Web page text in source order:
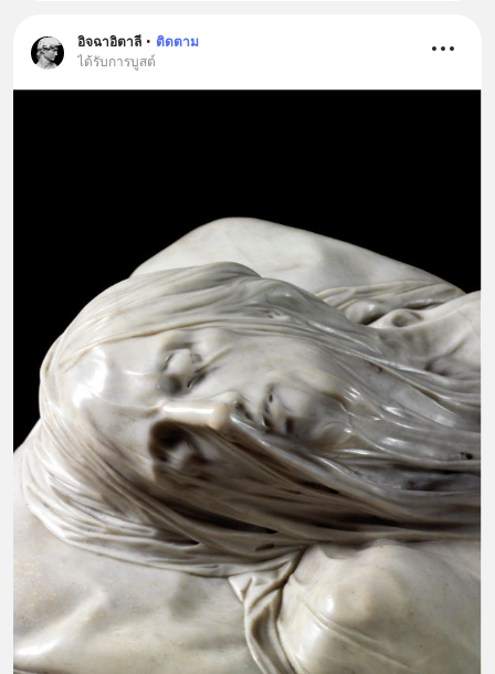
อิจฉาอิตาลี • ติดตาม
ได้รับการบูสต์